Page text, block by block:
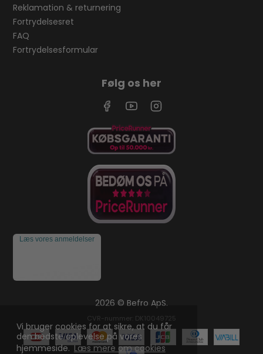
Vi bruger cookies for at sikre, at du får
den bedste oplevelse på vores
hjemmeside.Læs mere om cookies
Reklamation & returnering
Fortrydelsesret
FAQ
Fortrydelsesformular
Følg os her
Læs vores anmeldelser
2026 © Befro ApS.
CVR-nummer: DK10049725